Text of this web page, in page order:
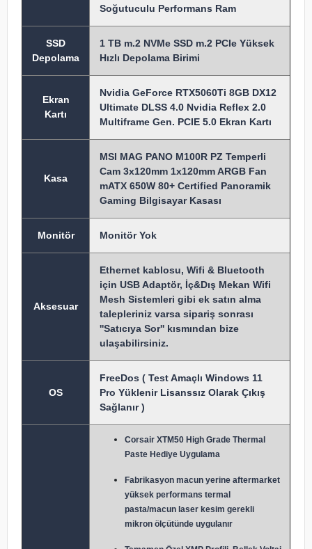
Soğutuculu Performans Ram
SSD
Depolama
1 TB m.2 NVMe SSD m.2 PCIe Yüksek
Hızlı Depolama Birimi
Ekran
Kartı
Nvidia GeForce RTX5060Ti 8GB DX12
Ultimate DLSS 4.0 Nvidia Reflex 2.0
Multiframe Gen. PCIE 5.0 Ekran Kartı
Kasa
MSI MAG PANO M100R PZ Temperli
Cam 3x120mm 1x120mm ARGB Fan
mATX 650W 80+ Certified Panoramik
Gaming Bilgisayar Kasası
Monitör Monitör Yok
Aksesuar
Ethernet kablosu, Wifi & Bluetooth
için USB Adaptör, İç&Dış Mekan Wifi
Mesh Sistemleri gibi ek satın alma
talepleriniz varsa sipariş sonrası
''Satıcıya Sor'' kısmından bize
ulaşabilirsiniz.
OS
FreeDos ( Test Amaçlı Windows 11
Pro Yüklenir Lisanssız Olarak Çıkış
Sağlanır )
Corsair XTM50 High Grade Thermal
Paste Hediye Uygulama
Fabrikasyon macun yerine aftermarket
yüksek performans termal
pasta/macun laser kesim gerekli
mikron ölçütünde uygulanır